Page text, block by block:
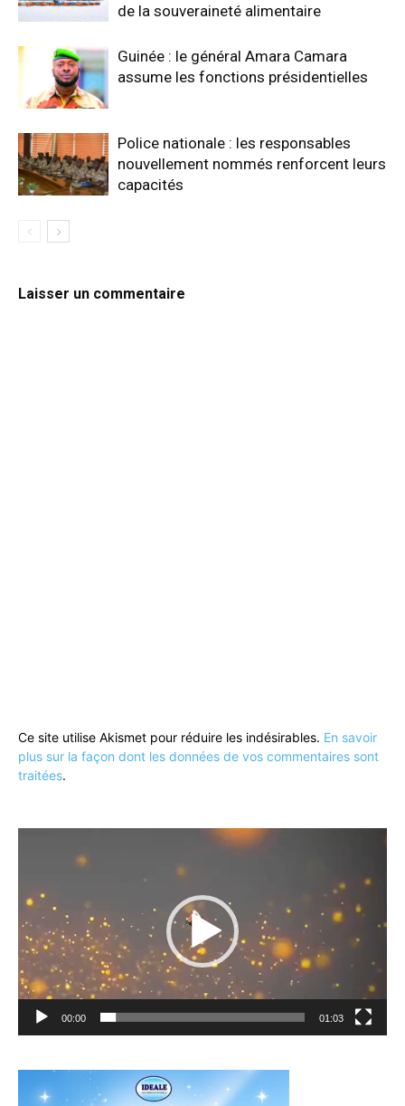
de la souveraineté alimentaire
Guinée : le général Amara Camara
assume les fonctions présidentielles
Police nationale : les responsables
nouvellement nommés renforcent leurs
capacités
Laisser un commentaire
Ce site utilise Akismet pour réduire les indésirables. En savoir
plus sur la façon dont les données de vos commentaires sont
traitées.
00:00 01:03